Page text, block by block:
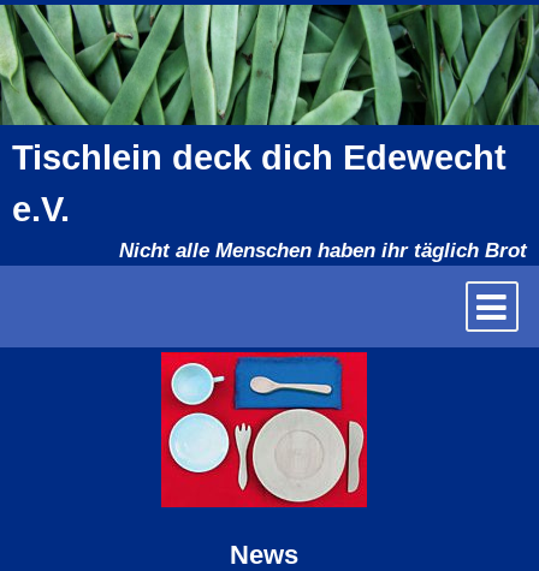
Direkt
zum
Inhalt
Tischlein deck dich Edewecht
e.V.
Nicht alle Menschen haben ihr täglich Brot
News